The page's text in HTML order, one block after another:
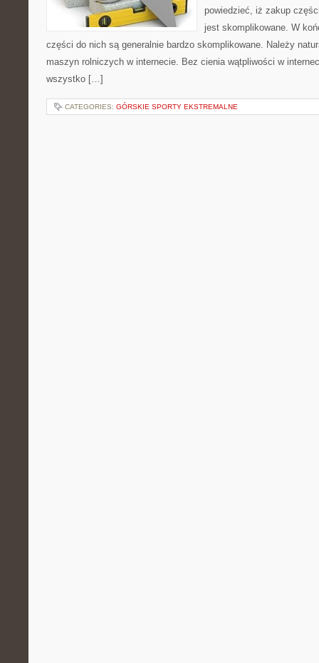
powiedzieć, iż zakup
jest skomplikowane. W
części do nich są generalnie bardzo skomplikowane. Należy
maszyn rolniczych w internecie. Bez cienia wątpliwości w
wszystko […]
CATEGORIES: GÓRSKIE SPORTY EKSTREMALNE